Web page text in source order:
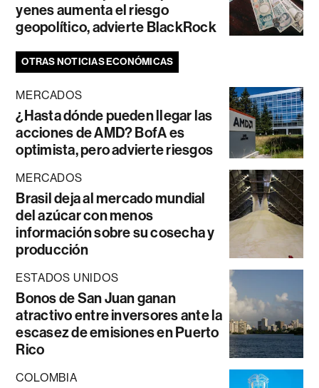
yenes aumenta el riesgo
geopolítico, advierte BlackRock
OTRAS NOTICIAS ECONÓMICAS
MERCADOS
¿Hasta dónde pueden llegar las
acciones de AMD? BofA es
optimista, pero advierte riesgos
MERCADOS
Brasil deja al mercado mundial
del azúcar con menos
información sobre su cosecha y
producción
ESTADOS UNIDOS
Bonos de San Juan ganan
atractivo entre inversores ante la
escasez de emisiones en Puerto
Rico
COLOMBIA